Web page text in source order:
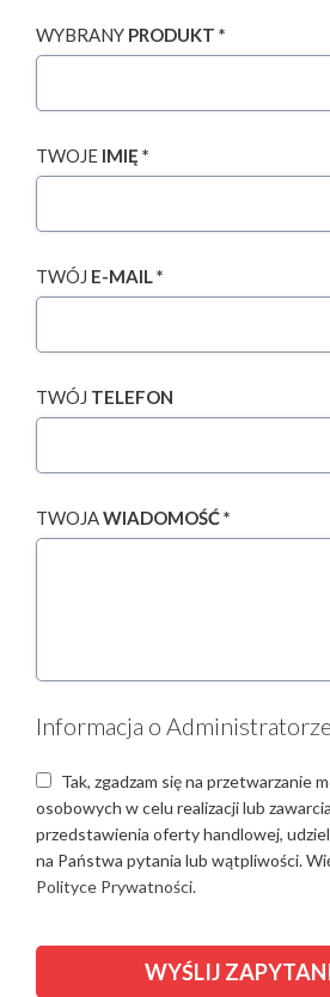
WYBRANY PRODUKT *
TWOJE IMIĘ *
TWÓJ E-MAIL *
TWÓJ TELEFON
TWOJAWIADOMOŚĆ *
Informacja o
Tak, zgadzam się na przetwarzanie
osobowych w celu realizacji lub
przedstawienia oferty handlowej,
na Państwa pytania lub wątpliwości.
Polityce Prywatności.